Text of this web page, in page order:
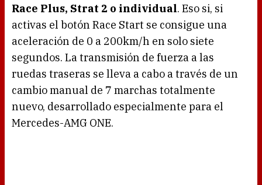
Race Plus, Strat 2 o individual. Eso si, si
activas el botón Race Start se consigue una
aceleración de 0 a 200km/h en solo siete
segundos. La transmisión de fuerza a las
ruedas traseras se lleva a cabo a través de un
cambio manual de 7 marchas totalmente
nuevo, desarrollado especialmente para el
Mercedes-AMG ONE.